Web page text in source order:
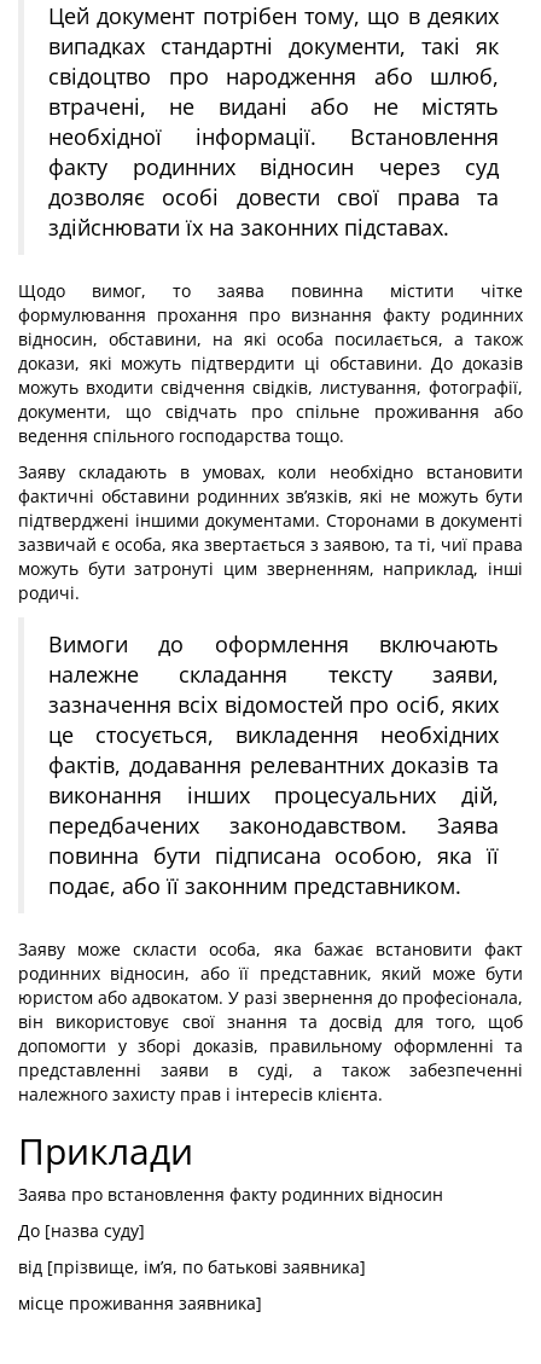
Цей документ потрібен тому, що в деяких
випадках стандартні документи, такі як
свідоцтво про народження або шлюб,
втрачені, не видані або не містять
необхідної інформації. Встановлення
факту родинних відносин через суд
дозволяє особі довести свої права та
здійснювати їх на законних підставах.
Щодо вимог, то заява повинна містити чітке
формулювання прохання про визнання факту родинних
відносин, обставини, на які особа посилається, а також
докази, які можуть підтвердити ці обставини. До доказів
можуть входити свідчення свідків, листування, фотографії,
документи, що свідчать про спільне проживання або
ведення спільного господарства тощо.
Заяву складають в умовах, коли необхідно встановити
фактичні обставини родинних зв’язків, які не можуть бути
підтверджені іншими документами. Сторонами в документі
зазвичай є особа, яка звертається з заявою, та ті, чиї права
можуть бути затронуті цим зверненням, наприклад, інші
родичі.
Вимоги до оформлення включають
належне складання тексту заяви,
зазначення всіх відомостей про осіб, яких
це стосується, викладення необхідних
фактів, додавання релевантних доказів та
виконання інших процесуальних дій,
передбачених законодавством. Заява
повинна бути підписана особою, яка її
подає, або її законним представником.
Заяву може скласти особа, яка бажає встановити факт
родинних відносин, або її представник, який може бути
юристом або адвокатом. У разі звернення до професіонала,
він використовує свої знання та досвід для того, щоб
допомогти у зборі доказів, правильному оформленні та
представленні заяви в суді, а також забезпеченні
належного захисту прав і інтересів клієнта.
Приклади
Заява про встановлення факту родинних відносин
До [назва суду]
від [прізвище, ім’я, по батькові заявника]
місце проживання заявника]